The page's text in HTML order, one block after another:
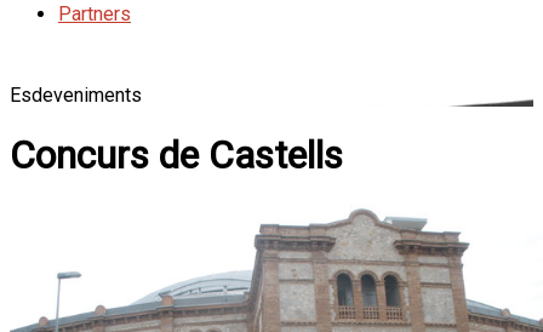
Partners
Esdeveniments
Concurs de Castells